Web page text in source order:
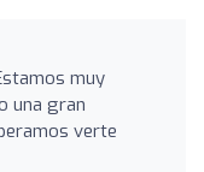
muy
una gran
verte